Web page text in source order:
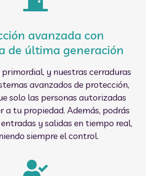
avanzada con
de última generación
primordial, y nuestras cerraduras
avanzados de protección,
solo las personas autorizadas
a tu propiedad. Además, podrás
y salidas en tiempo real,
siempre el control.